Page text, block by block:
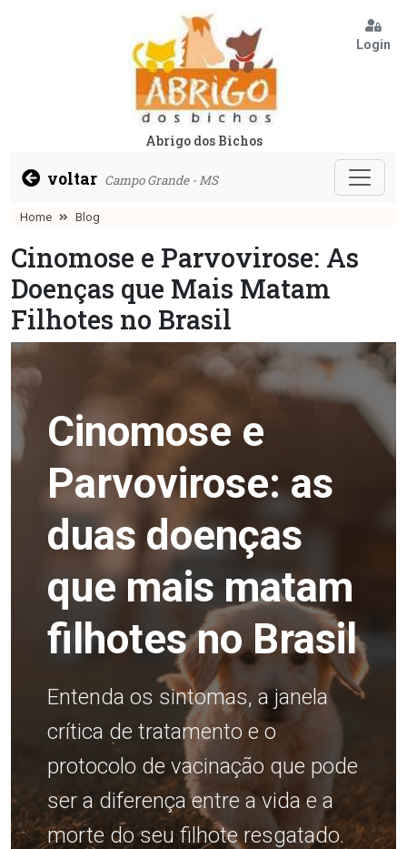
Login
Abrigo dos Bichos
voltar Campo Grande - MS
Home Blog
Cinomose e Parvovirose: As
Doenças que Mais Matam
Filhotes no Brasil
Cinomose e
Parvovirose: as
duas doenças
que mais matam
filhotes no Brasil
Entenda os sintomas, a janela
crítica de tratamento e o
protocolo de vacinação que pode
ser a diferença entre a vida e a
morte do seu filhote resgatado.